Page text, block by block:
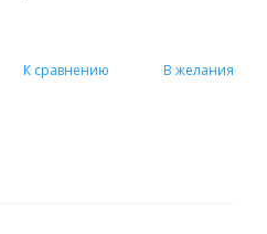
К сравнению В желания